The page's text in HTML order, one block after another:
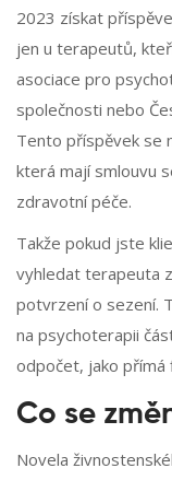
2023 získat
jen u terapeutů,
asociace pro
společnosti nebo
Tento příspěvek se
která mají smlouvu
zdravotní péče.
Takže pokud jste
vyhledat terapeuta
potvrzení o sezení.
na psychoterapii
odpočet, jako přímá
Co se
Novela